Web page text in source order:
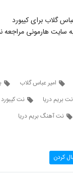
گلاب برای کیبورد
سايت هارمونی مراجعه
امیر عباس گلاب
نت بریم دریا
نت کیبورد
نت آهنگ بریم دریا
کردن